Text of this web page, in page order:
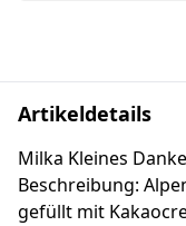
Artikeldetails
Milka Kleines
Beschreibung:
gefüllt mit